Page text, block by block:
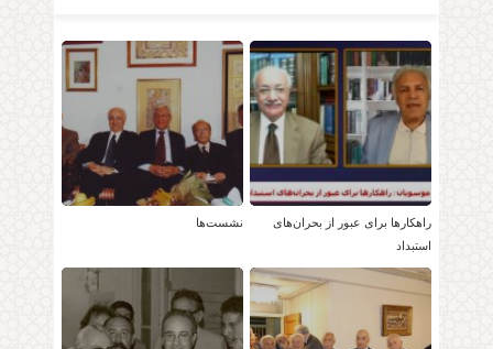
راهکارها برای عبور از بحران‌های
استبداد
نشست‌ها